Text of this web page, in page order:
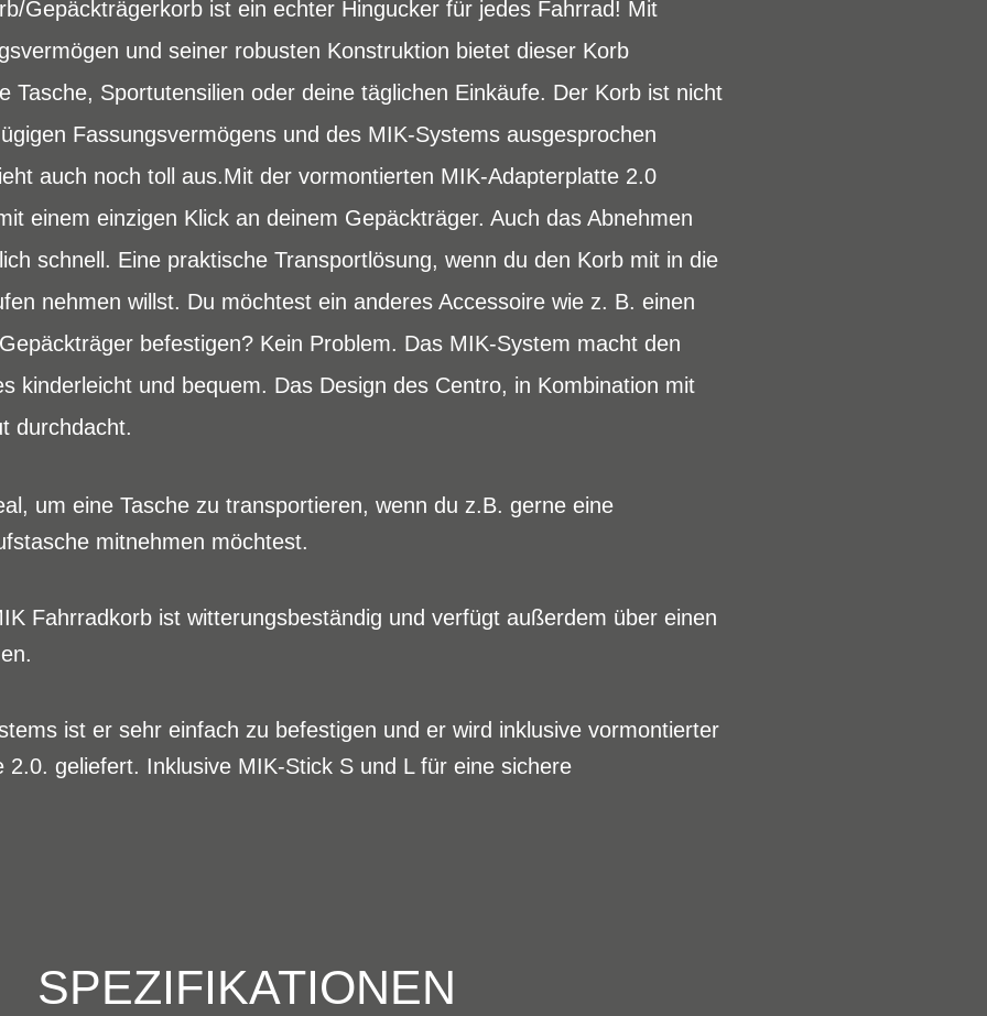
Gepäckträgerkorb ist ein echter Hingucker für jedes Fahrrad! Mit
und seiner robusten Konstruktion bietet dieser Korb
Tasche, Sportutensilien oder deine täglichen Einkäufe. Der Korb ist nicht
Fassungsvermögens und des MIK-Systems ausgesprochen
auch noch toll aus.Mit der vormontierten MIK-Adapterplatte 2.0
einem einzigen Klick an deinem Gepäckträger. Auch das Abnehmen
schnell. Eine praktische Transportlösung, wenn du den Korb mit in die
nehmen willst. Du möchtest ein anderes Accessoire wie z. B. einen
befestigen? Kein Problem. Das MIK-System macht den
kinderleicht und bequem. Das Design des Centro, in Kombination mit
durchdacht.
um eine Tasche zu transportieren, wenn du z.B. gerne eine
mitnehmen möchtest.
Fahrradkorb ist witterungsbeständig und verfügt außerdem über einen
ist er sehr einfach zu befestigen und er wird inklusive vormontierter
2.0. geliefert. Inklusive MIK-Stick S und L für eine sichere
SPEZIFIKATIONEN